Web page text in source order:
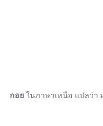
กอย ในภาษาเหนือ แปลว่า